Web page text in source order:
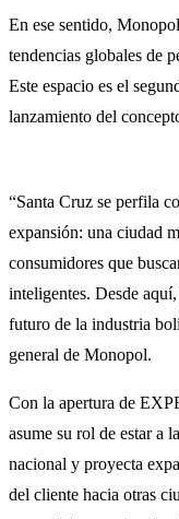
En ese sentido,
tendencias globales de
Este espacio es el
lanzamiento del
“Santa Cruz se perfila
expansión: una ciudad
consumidores que
inteligentes. Desde
futuro de la industria
general de Monopol.
Con la apertura de
asume su rol de estar a
nacional y proyecta
del cliente hacia otras